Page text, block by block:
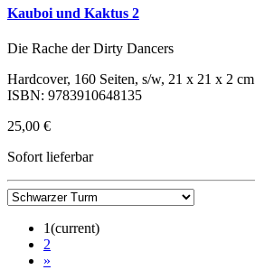
Kauboi und Kaktus 2
Die Rache der Dirty Dancers
Hardcover, 160 Seiten, s/w, 21 x 21 x 2 cm
ISBN: 9783910648135
25,00 €
Sofort lieferbar
1(current)
2
»